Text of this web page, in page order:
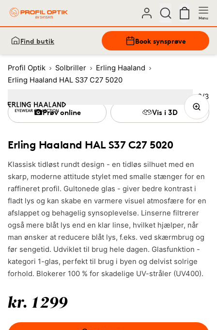
Menu
Find butik Book synsprøve
Profil Optik Solbriller
Erling Haaland
Erling Haaland HAL S37 C27 5020
Erling Haaland HAL S37 C27 5020
Klassisk tidløst rundt design - en tidløs silhuet med en
skarp, moderne attitude stylet med smalle stænger for en
raffineret profil. Gultonede glas - giver bedre kontrast i
fladt lys og kan skabe en varmere visuel atmosfære for en
afslappet og behagelig synsoplevelse. Linserne filtrerer
også mere blåt lys end en klar linse, hvilket hjælper, når
man ønsker at reducere blåt lys, f.eks. ved skærmbrug og
før sengetid. Udviklet til brug hele dagen. Glasfunktion -
kategori 1-glas, perfekt til brug i byen og delvist solrige
forhold. Blokerer 100 % for skadelige UV-stråler (UV400).
kr. 1299
Prøv online Vis i 3D
2/3
Image1 3